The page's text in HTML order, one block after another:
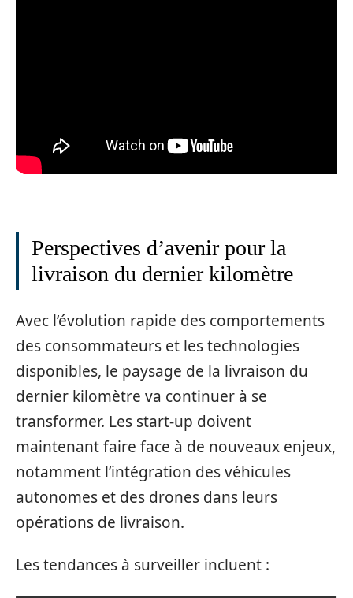
Perspectives d’avenir pour la
livraison du dernier kilomètre
Avec l’évolution rapide des comportements
des consommateurs et les technologies
disponibles, le paysage de la livraison du
dernier kilomètre va continuer à se
transformer. Les start-up doivent
maintenant faire face à de nouveaux enjeux,
notamment l’intégration des véhicules
autonomes et des drones dans leurs
opérations de livraison.
Les tendances à surveiller incluent :